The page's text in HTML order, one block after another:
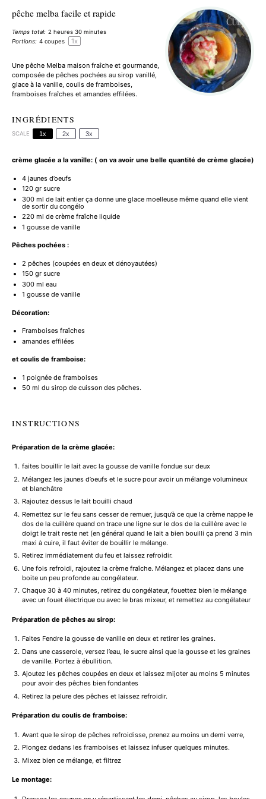
pêche melba facile et rapide
Temps total: 2 heures 30 minutes
Portions: 4 coupes 1x
Une pêche Melba maison fraîche et gourmande,
composée de pêches pochées au sirop vanillé,
glace à la vanille, coulis de framboises,
framboises fraîches et amandes effilées.
INGRÉDIENTS
SCALE 1x 2x 3x
crème glacée a la vanille: ( on va avoir une belle quantité de crème glacée)
4jaunes d’oeufs
120gr sucre
300ml de lait entier ça donne une glace moelleuse même quand elle vient
de sortir du congélo
220ml de crème fraîche liquide
1 gousse de vanille
Pêches pochées :
2 pêches (coupées en deux et dénoyautées)
150gr sucre
300ml eau
1 gousse de vanille
Décoration:
Framboises fraîches
amandes effilées
et coulis de framboise:
1 poignée de framboises
50ml du sirop de cuisson des pêches.
INSTRUCTIONS
Préparation de la crème glacée:
faites bouillir le lait avec la gousse de vanille fondue sur deux
Mélangez les jaunes d’oeufs et le sucre pour avoir un mélange volumineux
et blanchâtre
Rajoutez dessus le lait bouilli chaud
Remettez sur le feu sans cesser de remuer, jusqu’à ce que la crème nappe le
dos de la cuillère quand on trace une ligne sur le dos de la cuillère avec le
doigt le trait reste net (en général quand le lait a bien bouilli ça prend 3 min
maxi à cuire, il faut éviter de bouillir le mélange.
Retirez immédiatement du feu et laissez refroidir.
Une fois refroidi, rajoutez la crème fraîche. Mélangez et placez dans une
boite un peu profonde au congélateur.
Chaque 30 à 40 minutes, retirez du congélateur, fouettez bien le mélange
avec un fouet électrique ou avec le bras mixeur, et remettez au congélateur
Préparation de pêches au sirop:
Faites Fendre la gousse de vanille en deux et retirer les graines.
Dans une casserole, versez l’eau, le sucre ainsi que la gousse et les graines
de vanille. Portez à ébullition.
Ajoutez les pêches coupées en deux et laissez mijoter au moins 5 minutes
pour avoir des pêches bien fondantes
Retirez la pelure des pêches et laissez refroidir.
Préparation du coulis de framboise:
Avant que le sirop de pêches refroidisse, prenez au moins un demi verre,
Plongez dedans les framboises et laissez infuser quelques minutes.
Mixez bien ce mélange, et filtrez
Le montage: